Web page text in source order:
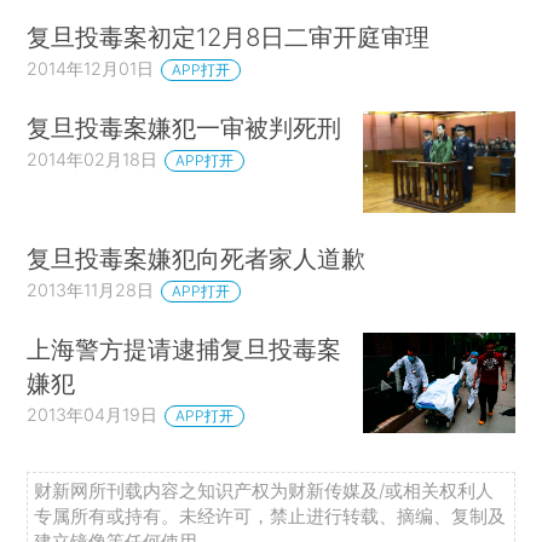
复旦投毒案初定12月8日二审开庭审理
2014年12月01日 APP打开
复旦投毒案嫌犯一审被判死刑
2014年02月18日 APP打开
复旦投毒案嫌犯向死者家人道歉
2013年11月28日 APP打开
上海警方提请逮捕复旦投毒案
嫌犯
2013年04月19日 APP打开
财新网所刊载内容之知识产权为财新传媒及/或相关权利人
专属所有或持有。未经许可，禁止进行转载、摘编、复制及